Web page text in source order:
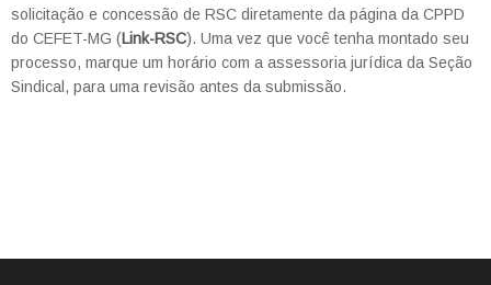
solicitação e concessão de RSC diretamente da página da CPPD
do CEFET-MG (Link-RSC). Uma vez que você tenha montado seu
processo, marque um horário com a assessoria jurídica da Seção
Sindical, para uma revisão antes da submissão.